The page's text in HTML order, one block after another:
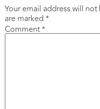
Your email address will
are marked *
Comment*